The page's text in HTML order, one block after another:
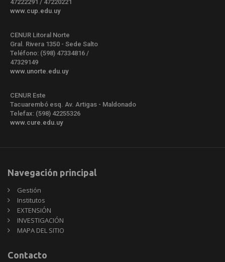
47222291 / 47220221
www.cup.edu.uy
CENUR Litoral Norte
Gral. Rivera 1350 - Sede Salto
Teléfono: (598) 47334816 /
47329149
www.unorte.edu.uy
CENUR Este
Tacuarembó esq. Av. Artigas - Maldonado
Telefax: (598) 42255326
www.cure.edu.uy
Navegación principal
Gestión
Institutos
EXTENSIÓN
INVESTIGACIÓN
MAPA DEL SITIO
Contacto